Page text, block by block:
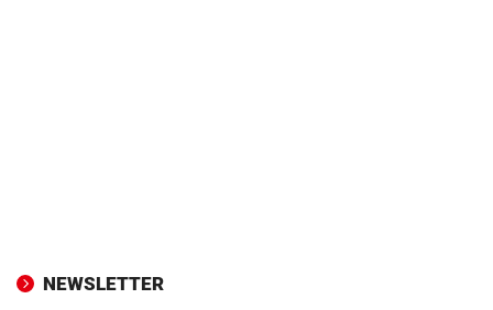
NEWSLETTER